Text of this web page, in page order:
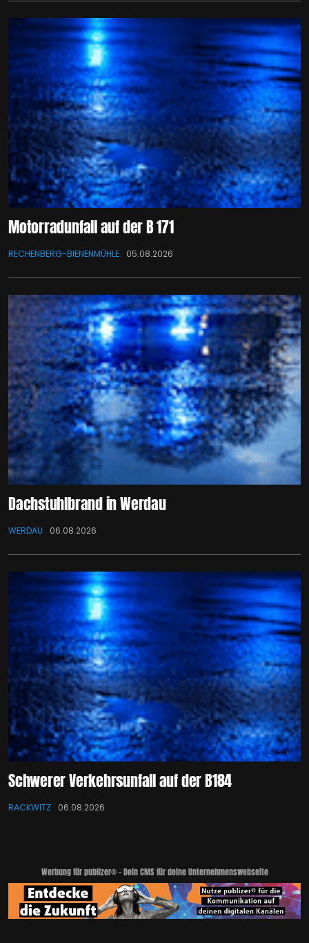
Motorradunfall auf der B 171
RECHENBERG-BIENENMÜHLE 05.08.2026
Dachstuhlbrand in Werdau
WERDAU 06.08.2026
Schwerer Verkehrsunfall auf der B184
RACKWITZ 06.08.2026
Werbung für publizer® - Dein CMS für deine Unternehmenswebseite